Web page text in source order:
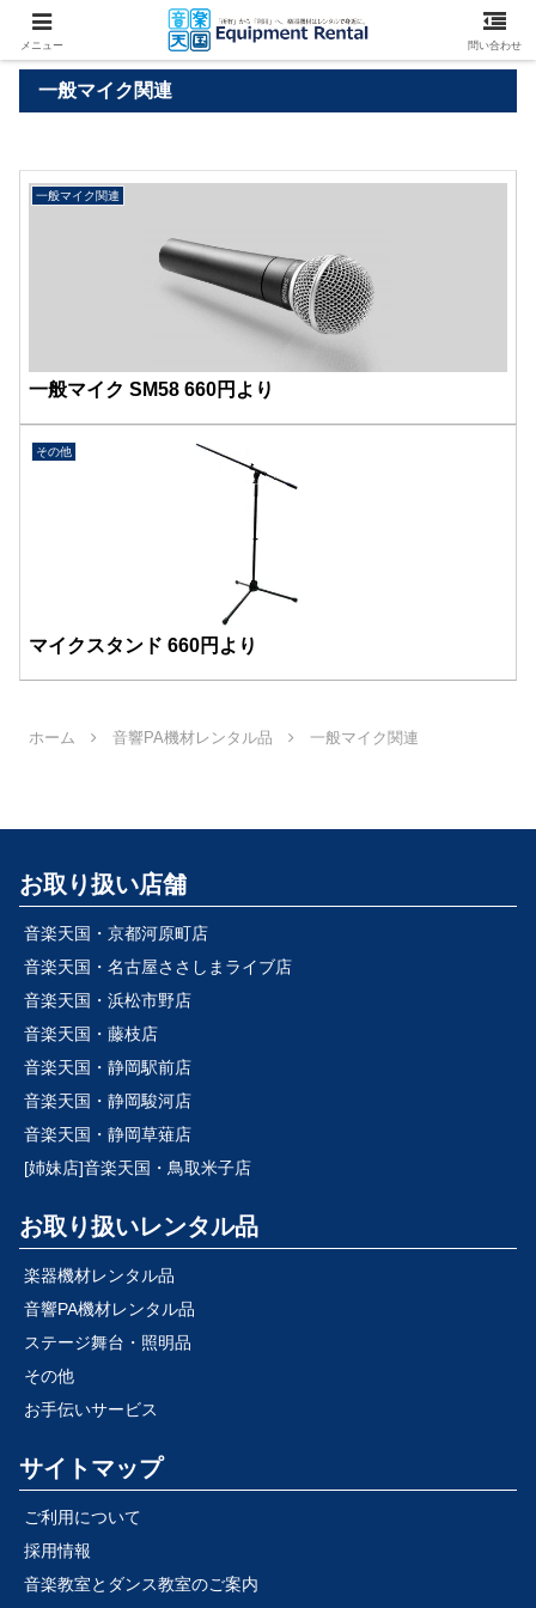
一般マイク関連
一般マイク関連
一般マイク SM58 660円より
その他
マイクスタンド 660円より
ホーム 音響PA機材レンタル品 一般マイク関連
お取り扱い店舗
音楽天国・京都河原町店
音楽天国・名古屋ささしまライブ店
音楽天国・浜松市野店
音楽天国・藤枝店
音楽天国・静岡駅前店
音楽天国・静岡駿河店
音楽天国・静岡草薙店
[姉妹店]音楽天国・鳥取米子店
お取り扱いレンタル品
楽器機材レンタル品
音響PA機材レンタル品
ステージ舞台・照明品
その他
お手伝いサービス
サイトマップ
ご利用について
採用情報
音楽教室とダンス教室のご案内
メニュー 問い合わせ